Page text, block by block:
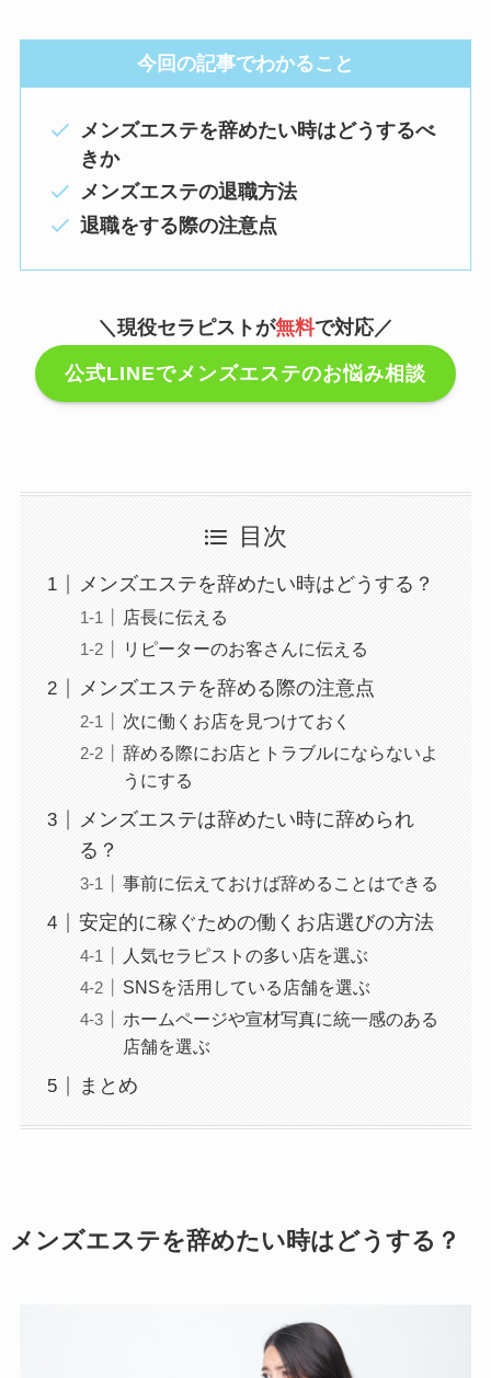
今回の記事でわかること
メンズエステを辞めたい時はどうするべ
きか
メンズエステの退職方法
退職をする際の注意点
＼現役セラピストが無料で対応／
公式LINEでメンズエステのお悩み相談
目次
メンズエステを辞めたい時はどうする？
店長に伝える
リピーターのお客さんに伝える
メンズエステを辞める際の注意点
次に働くお店を見つけておく
辞める際にお店とトラブルにならないよ
うにする
メンズエステは辞めたい時に辞められ
る？
事前に伝えておけば辞めることはできる
安定的に稼ぐための働くお店選びの方法
人気セラピストの多い店を選ぶ
SNSを活用している店舗を選ぶ
ホームページや宣材写真に統一感のある
店舗を選ぶ
まとめ
メンズエステを辞めたい時はどうする？